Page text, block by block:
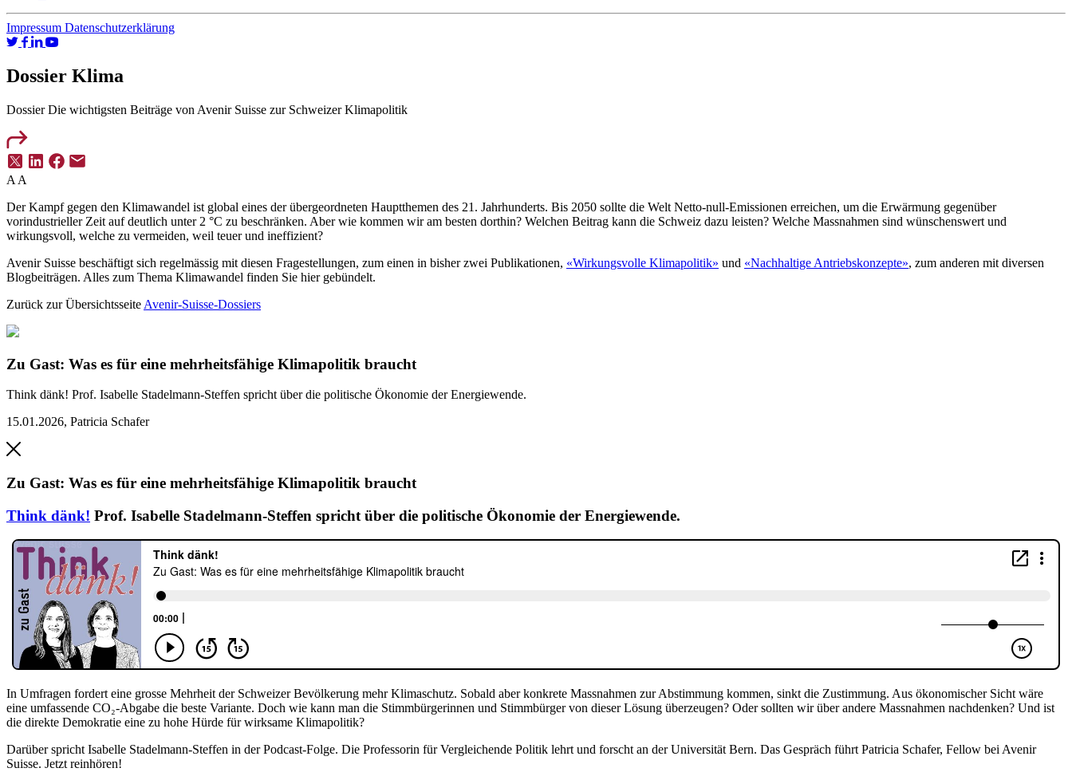
Impressum Datenschutzerklärung
Dossier Klima
DossierDie wichtigsten Beiträge von Avenir Suisse zur Schweizer Klimapolitik
A A
Der Kampf gegen den Klimawandel ist global eines der übergeordneten Hauptthemen des 21. Jahrhunderts. Bis 2050 sollte die Welt Netto-null-Emissionen erreichen, um die Erwärmung gegenüber
vorindustrieller Zeit auf deutlich unter 2 °C zu beschränken. Aber wie kommen wir am besten dorthin? Welchen Beitrag kann die Schweiz dazu leisten? Welche Massnahmen sind wünschenswert und
wirkungsvoll, welche zu vermeiden, weil teuer und ineffizient?
Avenir Suisse beschäftigt sich regelmässig mit diesen Fragestellungen, zum einen in bisher zwei Publikationen, «Wirkungsvolle Klimapolitik» und «Nachhaltige Antriebskonzepte», zum anderen mit diversen
Blogbeiträgen. Alles zum Thema Klimawandel finden Sie hier gebündelt.
Zurück zur Übersichtsseite Avenir-Suisse-Dossiers
Zu Gast: Was es für eine mehrheitsfähige Klimapolitik braucht
Think dänk! Prof. Isabelle Stadelmann-Steffen spricht über die politische Ökonomie der Energiewende.
15.01.2026, Patricia Schafer
Zu Gast: Was es für eine mehrheitsfähige Klimapolitik braucht
Think dänk! Prof. Isabelle Stadelmann-Steffen spricht über die politische Ökonomie der Energiewende.
In Umfragen fordert eine grosse Mehrheit der Schweizer Bevölkerung mehr Klimaschutz. Sobald aber konkrete Massnahmen zur Abstimmung kommen, sinkt die Zustimmung. Aus ökonomischer Sicht wäre
eine umfassende CO₂-Abgabe die beste Variante. Doch wie kann man die Stimmbürgerinnen und Stimmbürger von dieser Lösung überzeugen? Oder sollten wir über andere Massnahmen nachdenken? Und ist
die direkte Demokratie eine zu hohe Hürde für wirksame Klimapolitik?
Darüber spricht Isabelle Stadelmann-Steffen in der Podcast-Folge. Die Professorin für Vergleichende Politik lehrt und forscht an der Universität Bern. Das Gespräch führt Patricia Schafer, Fellow bei Avenir
Suisse. Jetzt reinhören!